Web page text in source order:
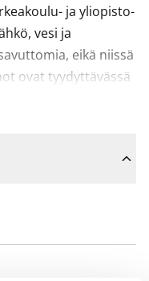
ja yliopisto-
vesi ja
eikä niissä
ovat tyydyttävässä
asukkaalle, ja
ja
on myös
2026.